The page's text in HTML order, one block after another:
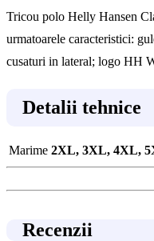
Tricou polo Helly Hansen
urmatoarele caracteristici:
cusaturi in lateral; logo HH
Detalii tehnice
Marime 2XL, 3XL, 4XL,
Recenzii